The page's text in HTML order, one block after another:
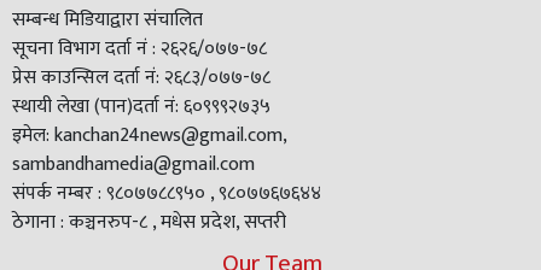
सम्बन्ध मिडियाद्वारा संचालित
सूचना विभाग दर्ता नं : २६२६/०७७-७८
प्रेस काउन्सिल दर्ता नं: २६८३/०७७-७८
स्थायी लेखा (पान)दर्ता नं: ६०९९९२७३५
इमेल: kanchan24news@gmail.com,
sambandhamedia@gmail.com
संपर्क नम्बर : ९८०७७८८९५० , ९८०७७६७६४४
ठेगाना : कञ्चनरुप-८ , मधेस प्रदेश, सप्तरी